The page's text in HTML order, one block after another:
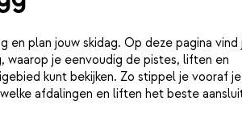
en plan jouw skidag. Op deze pagina vind
waarop je eenvoudig de pistes, liften en
kunt bekijken. Zo stippel je vooraf je
afdalingen en liften het beste